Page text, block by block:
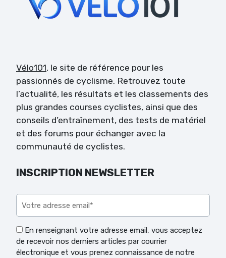
Vélo101, le site de référence pour les
passionnés de cyclisme. Retrouvez toute
l’actualité, les résultats et les classements des
plus grandes courses cyclistes, ainsi que des
conseils d’entraînement, des tests de matériel
et des forums pour échanger avec la
communauté de cyclistes.
INSCRIPTION NEWSLETTER
En renseignant votre adresse email, vous acceptez
de recevoir nos derniers articles par courrier
électronique et vous prenez connaissance de notre